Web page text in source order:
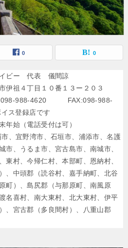
0 0
ルネイビー 代表 儀間諒
祖４丁目１０番１３ー２０３
4620 FAX:098-988-
ス登録店です
始（電話受付は可）
、宜野湾市、石垣市、浦添市、名護
市、うるま市、宮古島市、南城市、
東村、今帰仁村、本部町、恩納村、
、中頭郡（読谷村、嘉手納町、北谷
町）、島尻郡（与那原町、南風原
名喜村、南大東村、北大東村、伊平
、宮古郡（多良間村）、八重山郡